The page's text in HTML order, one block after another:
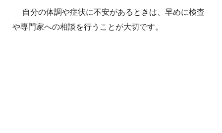
自分の体調や症状に不安があるときは、早めに検査
や専門家への相談を行うことが大切です。